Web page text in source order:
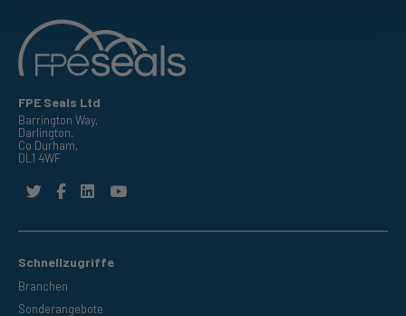
FPE Seals Ltd
Barrington Way,
Darlington,
Co Durham,
DL1 4WF
Schnellzugriffe
Branchen
Sonderangebote